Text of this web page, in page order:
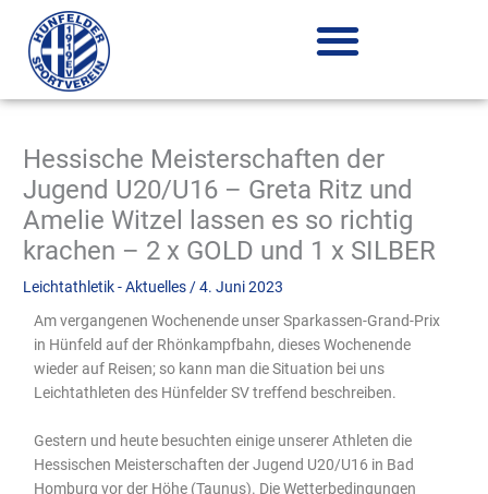
Inhalt
springen
Hessische Meisterschaften der
Jugend U20/U16 – Greta Ritz und
Amelie Witzel lassen es so richtig
krachen – 2 x GOLD und 1 x SILBER
Leichtathletik - Aktuelles /4. Juni 2023
Am vergangenen Wochenende unser Sparkassen-Grand-Prix
in Hünfeld auf der Rhönkampfbahn, dieses Wochenende
wieder auf Reisen; so kann man die Situation bei uns
Leichtathleten des Hünfelder SV treffend beschreiben.
Gestern und heute besuchten einige unserer Athleten die
Hessischen Meisterschaften der Jugend U20/U16 in Bad
Homburg vor der Höhe (Taunus). Die Wetterbedingungen